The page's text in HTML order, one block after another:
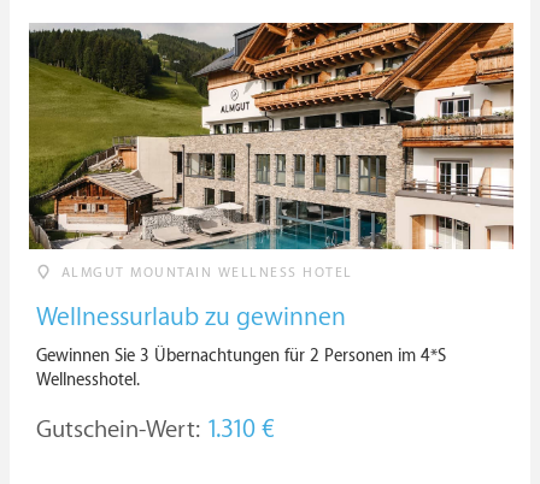
ALMGUT MOUNTAIN WELLNESS HOTEL
Wellnessurlaub zu gewinnen
Gewinnen Sie 3 Übernachtungen für 2 Personen im 4*S
Wellnesshotel.
Gutschein-Wert: 1.310 €